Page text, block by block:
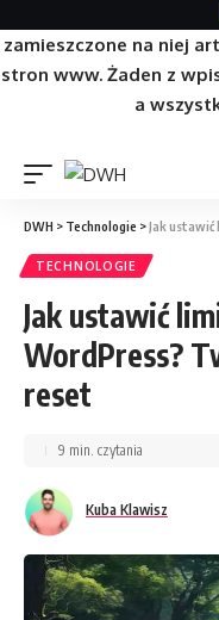
Strona/Blog w
zamieszczone na niej
stron www. Żaden z
a
DWH > Technologie >Jak ustawić
TECHNOLOGIE
Jak ustawić
WordPress?
reset
Kuba Klawisz
9 min. czytania